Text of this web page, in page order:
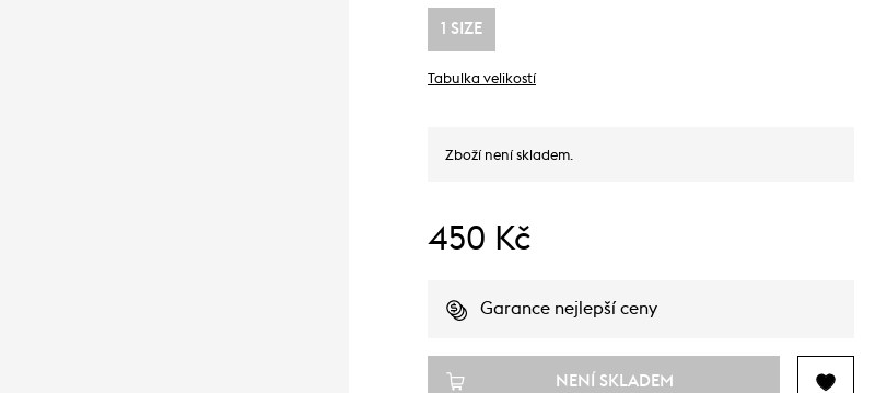
1 SIZE
Tabulka velikostí
Zboží není skladem.
450 Kč
Garance nejlepší ceny
NENÍ SKLADEM